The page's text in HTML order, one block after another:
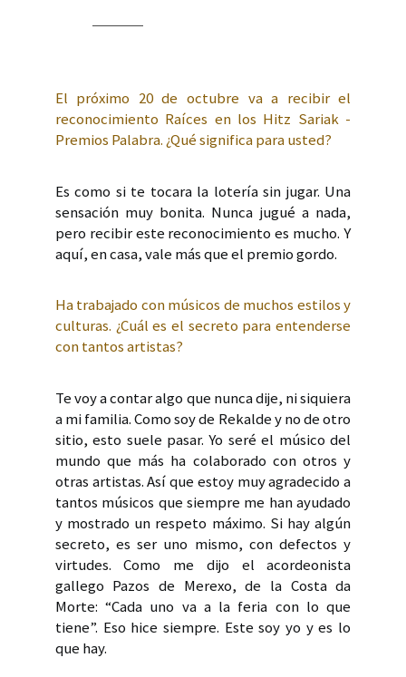
El próximo 20 de octubre va a recibir el
reconocimiento Raíces en los Hitz Sariak -
Premios Palabra. ¿Qué significa para usted?
Es como si te tocara la lotería sin jugar. Una
sensación muy bonita. Nunca jugué a nada,
pero recibir este reconocimiento es mucho. Y
aquí, en casa, vale más que el premio gordo.
Ha trabajado con músicos de muchos estilos y
culturas. ¿Cuál es el secreto para entenderse
con tantos artistas?
Te voy a contar algo que nunca dije, ni siquiera
a mi familia. Como soy de Rekalde y no de otro
sitio, esto suele pasar. Yo seré el músico del
mundo que más ha colaborado con otros y
otras artistas. Así que estoy muy agradecido a
tantos músicos que siempre me han ayudado
y mostrado un respeto máximo. Si hay algún
secreto, es ser uno mismo, con defectos y
virtudes. Como me dijo el acordeonista
gallego Pazos de Merexo, de la Costa da
Morte: “Cada uno va a la feria con lo que
tiene”. Eso hice siempre. Este soy yo y es lo
que hay.